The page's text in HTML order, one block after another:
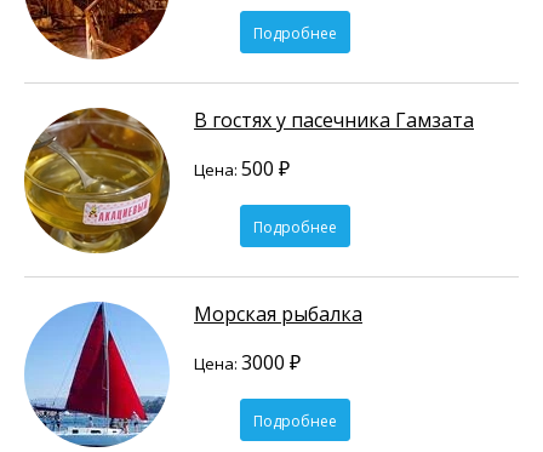
Подробнее
В гостях у пасечника Гамзата
Цена: 500 ₽
Подробнее
Морская рыбалка
Цена: 3000 ₽
Подробнее